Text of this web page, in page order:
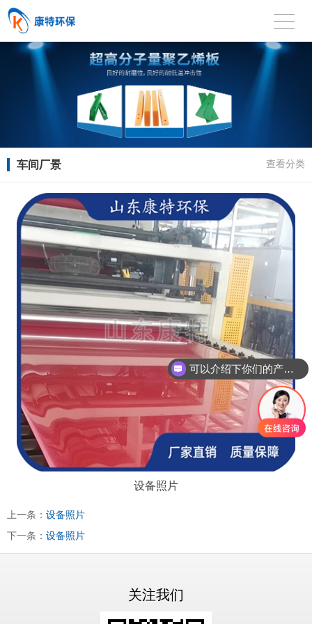
车间厂景 查看分类
设备照片
上一条： 设备照片
下一条： 设备照片
关注我们
可以介绍下你们的产品么？